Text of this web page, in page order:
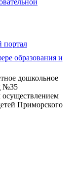
дошкольное
№35
Приморского